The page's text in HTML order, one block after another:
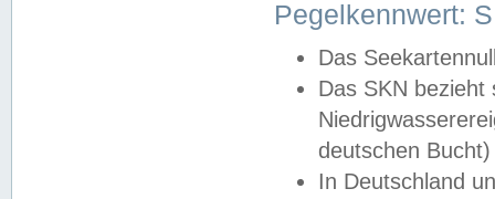
Pegelkennwert:
Das
Das SKN
deutschen
In Deutschland